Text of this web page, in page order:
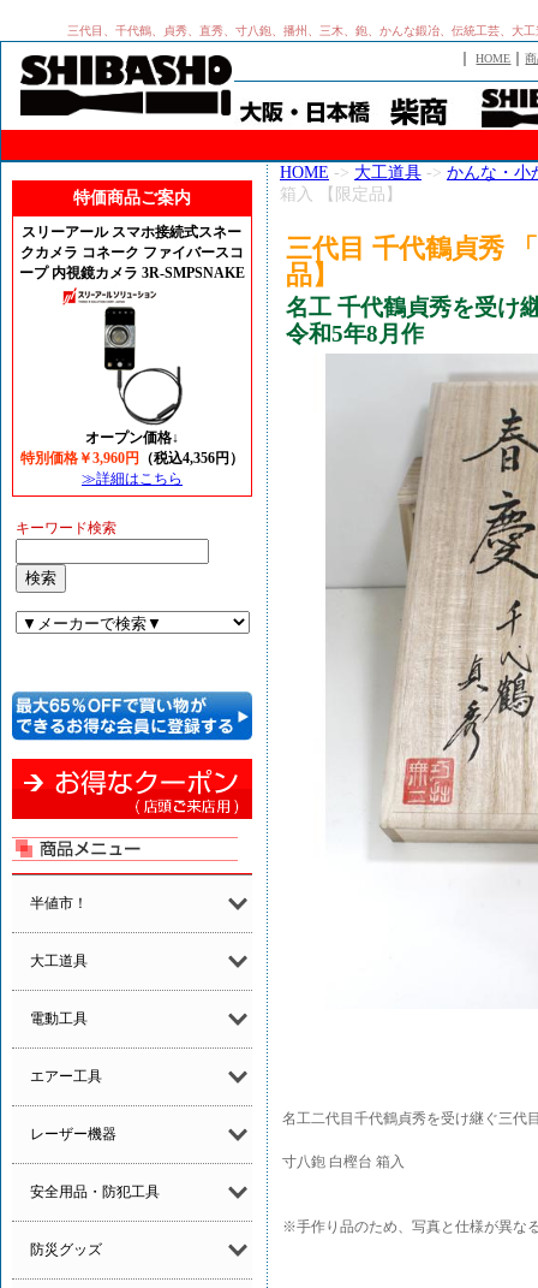
三代目、千代鶴、貞秀、直秀、寸八鉋、播州、三木、鉋、かんな鍛冶、伝統工芸、大
｜HOME ｜
特価商品ご案内
スリーアール スマホ接続式スネー
クカメラ コネーク ファイバースコ
ープ 内視鏡カメラ 3R-SMPSNAKE
オープン価格↓
特別価格￥3,960円
（税込4,356円）
≫詳細はこちら
キーワード検索
半値市！
大工道具
電動工具
エアー工具
レーザー機器
安全用品・防犯工具
防災グッズ
HOME -> 大工道具 -> かんな・小
箱入 【限定品】
三代目 千代鶴貞秀
品】
名工 千代鶴貞秀を受け
令和5年8月作
名工二代目千代鶴貞秀を受け継ぐ三代
寸八鉋 白樫台 箱入
※手作り品のため、写真と仕様が異な